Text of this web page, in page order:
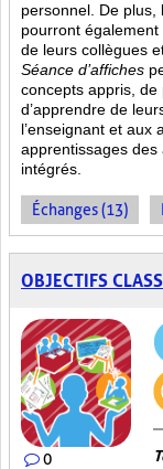
personnel. De plus,
pourront
de leurs collègues
Séance d’affiches
concepts appris,
d’apprendre de
l’enseignant et aux
apprentissages des
intégrés.
Échanges (13)
OBJECTIFS
0